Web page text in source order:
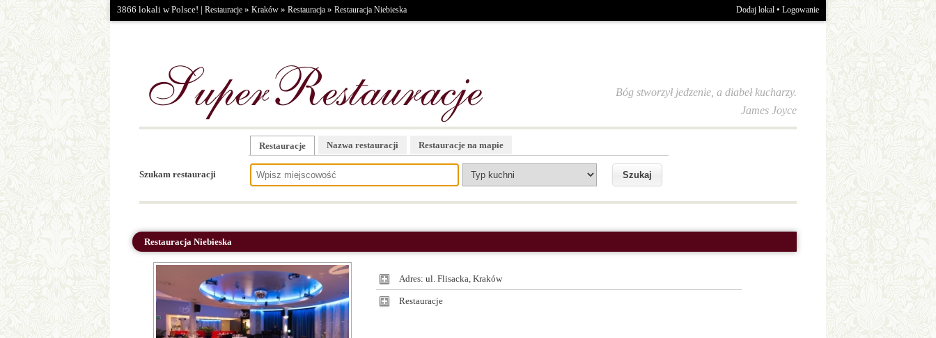
3866 lokali w Polsce! | Restauracje » Kraków » Restauracja » Restauracja Niebieska Dodaj lokal • Logowanie
Bóg stworzył jedzenie, a diabeł kucharzy.
James Joyce
Szukam restauracji
Restauracje Nazwa restauracji Restauracje na mapie
Restauracja Niebieska
Adres: ul. Flisacka, Kraków
Restauracje